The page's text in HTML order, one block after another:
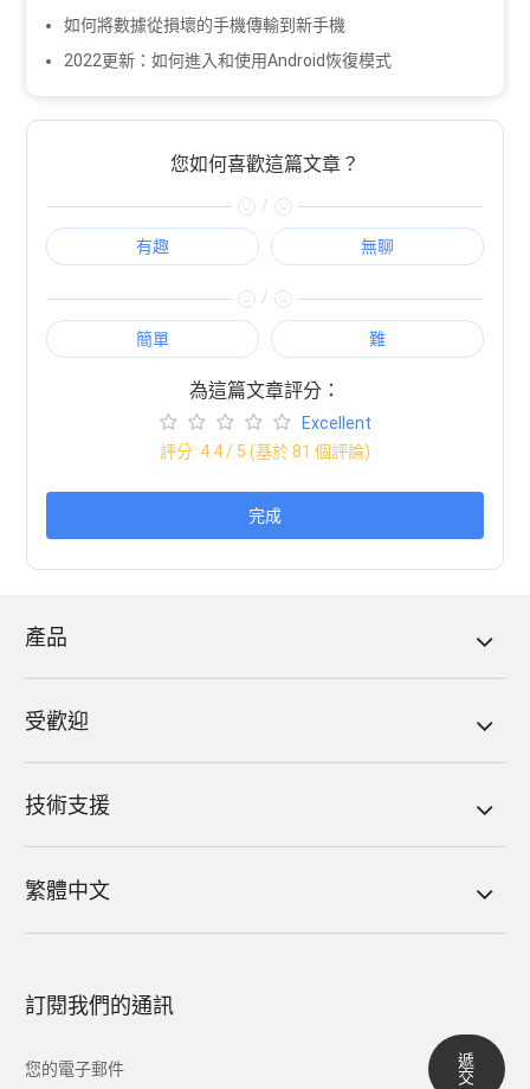
如何將數據從損壞的手機傳輸到新手機
2022更新：如何進入和使用Android恢復模式
您如何喜歡這篇文章？
/
有趣 無聊
/
簡單 難
為這篇文章評分：
Excellent
評分: 4.4/ 5 (基於81 個評論)
完成
產品
受歡迎
技術支援
繁體中文
訂閱我們的通訊
遞
交